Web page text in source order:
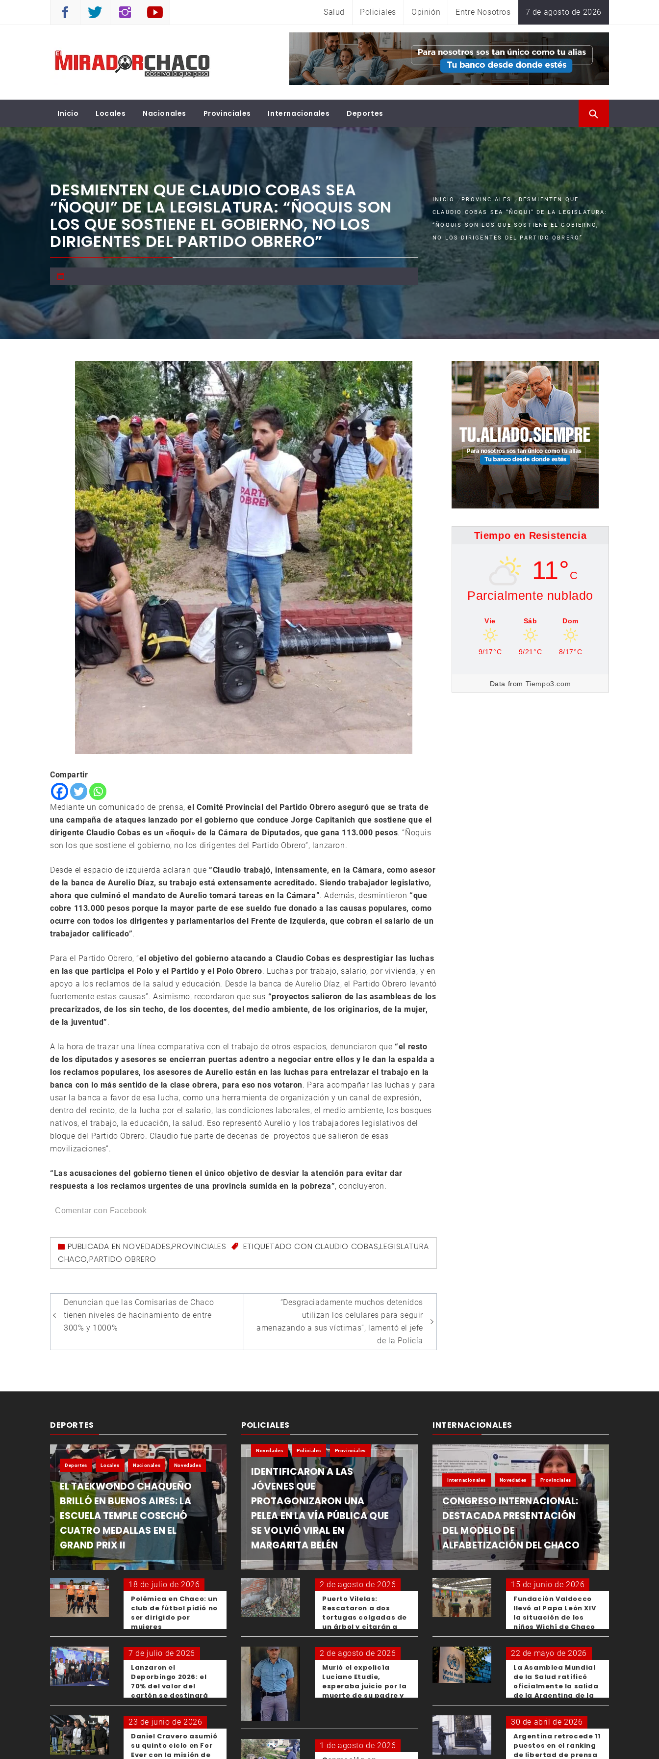
Salud Policiales Opinión Entre Nosotros 7 de agosto de 2026
EL MIRADOR CHACO
Inicio Locales Nacionales Provinciales Internacionales Deportes
DESMIENTEN QUE CLAUDIO COBAS SEA
“ÑOQUI” DE LA LEGISLATURA: “ÑOQUIS SON
LOS QUE SOSTIENE EL GOBIERNO, NO LOS
DIRIGENTES DEL PARTIDO OBRERO”
INICIO PROVINCIALES
DESMIENTEN QUE
CLAUDIO COBAS SEA “ÑOQUI” DE LA LEGISLATURA:
“ÑOQUIS SON LOS QUE SOSTIENE EL GOBIERNO,
NO LOS DIRIGENTES DEL PARTIDO OBRERO”
Compartir
Mediante un comunicado de prensa,el Comité Provincial del Partido Obrero aseguró que se trata de
una campaña de ataques lanzado por el gobierno que conduce Jorge Capitanich que sostiene que el
dirigente Claudio Cobas es un «ñoqui» de la Cámara de Diputados, que gana 113.000 pesos. “Ñoquis
son los que sostiene el gobierno, no los dirigentes del Partido Obrero”, lanzaron.
Desde el espacio de izquierda aclaran que“Claudio trabajó, intensamente, en la Cámara, como asesor
de la banca de Aurelio Díaz, su trabajo está extensamente acreditado. Siendo trabajador legislativo,
ahora que culminó el mandato de Aurelio tomará tareas en la Cámara”. Además, desmintieron“que
cobre 113.000 pesos porque la mayor parte de ese sueldo fue donado a las causas populares, como
ocurre con todos los dirigentes y parlamentarios del Frente de Izquierda, que cobran el salario de un
trabajador calificado”.
Para el Partido Obrero, “el objetivo del gobierno atacando a Claudio Cobas es desprestigiar las luchas
en las que participa el Polo y el Partido y el Polo Obrero. Luchas por trabajo, salario, por vivienda, y en
apoyo a los reclamos de la salud y educación. Desde la banca de Aurelio Díaz, el Partido Obrero levantó
fuertemente estas causas”. Asimismo, recordaron que sus “proyectos salieron de las asambleas de los
precarizados, de los sin techo, de los docentes, del medio ambiente, de los originarios, de la mujer,
de la juventud”.
A la hora de trazar una línea comparativa con el trabajo de otros espacios, denunciaron que“el resto
de los diputados y asesores se encierran puertas adentro a negociar entre ellos y le dan la espalda a
los reclamos populares, los asesores de Aurelio están en las luchas para entrelazar el trabajo en la
banca con lo más sentido de la clase obrera, para eso nos votaron. Para acompañar las luchas y para
usar la banca a favor de esa lucha, como una herramienta de organización y un canal de expresión,
dentro del recinto, de la lucha por el salario, las condiciones laborales, el medio ambiente, los bosques
nativos, el trabajo, la educación, la salud. Eso representó Aurelio y los trabajadores legislativos del
bloque del Partido Obrero. Claudio fue parte de decenas de proyectos que salieron de esas
movilizaciones”.
“Las acusaciones del gobierno tienen el único objetivo de desviar la atención para evitar dar
respuesta a los reclamos urgentes de una provincia sumida en la pobreza”, concluyeron.
Comentar con Facebook
PUBLICADA ENNOVEDADES,PROVINCIALES ETIQUETADO CON CLAUDIO COBAS,LEGISLATURA
CHACO,PARTIDO OBRERO
Navegación
de
entradas
Denuncian que las Comisarias de Chaco
tienen niveles de hacinamiento de entre
300% y 1000%
“Desgraciadamente muchos detenidos
utilizan los celulares para seguir
amenazando a sus víctimas”, lamentó el jefe
de la Policía
Tiempo en Resistencia
11° C
Parcialmente nublado
Vie
9/17°C
Sáb
9/21°C
Dom
8/17°C
Data from Tiempo3.com
DEPORTES
Deportes Locales Nacionales Novedades
EL TAEKWONDO CHAQUEÑO
BRILLÓ EN BUENOS AIRES: LA
ESCUELA TEMPLE COSECHÓ
CUATRO MEDALLAS EN EL
GRAND PRIX II
18 de julio de 2026
Polémica en Chaco: un
club de fútbol pidió no
ser dirigido por
mujeres
7 de julio de 2026
Lanzaron el
Deporbingo 2026: el
70% del valor del
cartón se destinará
para los clubes
23 de junio de 2026
Daniel Cravero asumió
su quinto ciclo en For
Ever con la misión de
POLICIALES
Novedades Policiales Provinciales
IDENTIFICARON A LAS
JÓVENES QUE
PROTAGONIZARON UNA
PELEA EN LA VÍA PÚBLICA QUE
SE VOLVIÓ VIRAL EN
MARGARITA BELÉN
2 de agosto de 2026
Puerto Vilelas:
Rescataron a dos
tortugas colgadas de
un árbol y citarán a
los padres de los
menores responsables
2 de agosto de 2026
Murió el expolicía
Luciano Etudie,
esperaba juicio por la
muerte de su padre y
1 de agosto de 2026
INTERNACIONALES
Internacionales Novedades Provinciales
CONGRESO INTERNACIONAL:
DESTACADA PRESENTACIÓN
DEL MODELO DE
ALFABETIZACIÓN DEL CHACO
15 de junio de 2026
Fundación Valdocco
llevó al Papa León XIV
la situación de los
niños Wichí de Chaco
22 de mayo de 2026
La Asamblea Mundial
de la Salud ratificó
oficialmente la salida
de la Argentina de la
OMS
30 de abril de 2026
Argentina retrocede 11
puestos en el ranking
de libertad de prensa